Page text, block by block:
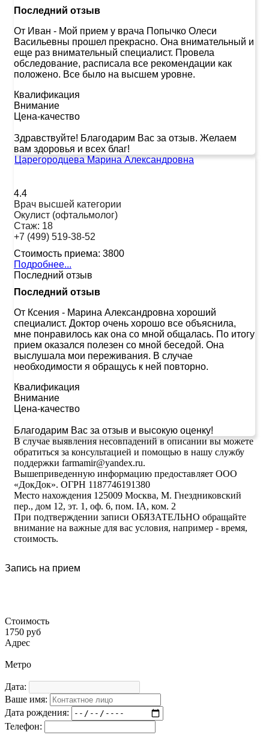
Последний отзыв
От Иван - Мой прием у врача Попычко Олеси
Васильевны прошел прекрасно. Она внимательный и
еще раз внимательный специалист. Провела
обследование, расписала все рекомендации как
положено. Все было на высшем уровне.
Квалификация
Внимание
Цена-качество
Здравствуйте! Благодарим Вас за отзыв. Желаем
вам здоровья и всех благ!
Царегородцева Марина Александровна
4.4
Врач высшей категории
Окулист (офтальмолог)
Стаж: 18
+7 (499) 519-38-52
Стоимость приема: 3800
Подробнее...
Последний отзыв
Последний отзыв
От Ксения - Марина Александровна хороший
специалист. Доктор очень хорошо все объяснила,
мне понравилось как она со мной общалась. По итогу
прием оказался полезен со мной беседой. Она
выслушала мои переживания. В случае
необходимости я обращусь к ней повторно.
Квалификация
Внимание
Цена-качество
Благодарим Вас за отзыв и высокую оценку!
В случае выявления несовпадений в описании вы можете
обратиться за консультацией и помощью в нашу службу
поддержки farmamir@yandex.ru.
Вышеприведенную информацию предоставляет ООО
«ДокДок». ОГРН 1187746191380
Место нахождения 125009 Москва, М. Гнездниковский
пер., дом 12, эт. 1, оф. 6, пом. IA, ком. 2
При подтверждении записи ОБЯЗАТЕЛЬНО обращайте
внимание на важные для вас условия, например - время,
стоимость.
Запись на прием
Стоимость
1750 руб
Адрес
Метро
Дата:
Ваше имя:
Дата рождения:
Телефон: